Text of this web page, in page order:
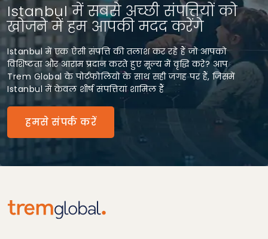
Istanbul में सबसे अच्छी संपत्तियों को
खोजने में हम आपकी मदद करेंगे
Istanbul में एक ऐसी संपत्ति की तलाश कर रहे हैं जो आपको
विशिष्टता और आराम प्रदान करते हुए मूल्य में वृद्धि करे? आप
Trem Global के पोर्टफोलियो के साथ सही जगह पर हैं, जिसमें
Istanbul में केवल शीर्ष संपत्तियां शामिल हैं
हमसे संपर्क करें